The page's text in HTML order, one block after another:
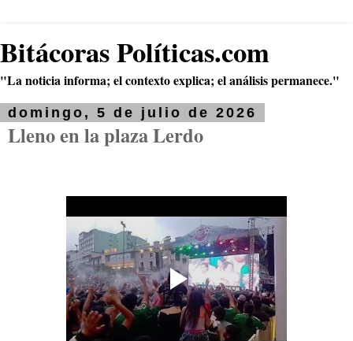
Bitácoras Políticas.com
"La noticia informa; el contexto explica; el análisis permanece."
domingo, 5 de julio de 2026
Lleno en la plaza Lerdo